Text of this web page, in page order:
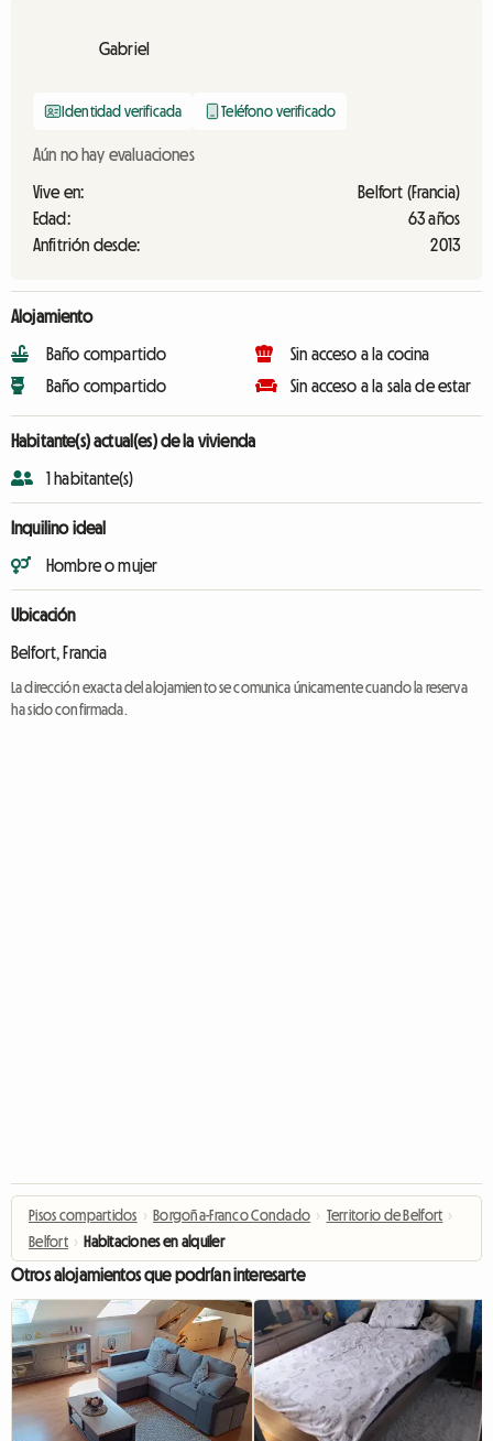
Gabriel
Identidad verificada Teléfono verificado
Aún no hay evaluaciones
Vive en:
Belfort (Francia)
Edad:
63 años
Anfitrión desde:
2013
Alojamiento
Baño compartido
Baño compartido
Sin acceso a la cocina
Sin acceso a la sala de estar
Habitante(s) actual(es) de la vivienda
1 habitante(s)
Inquilino ideal
Hombre o mujer
Ubicación
Belfort, Francia
La dirección exacta del alojamiento se comunica únicamente cuando la reserva
ha sido confirmada.
Pisos compartidos › Borgoña-Franco Condado › Territorio de Belfort ›
Belfort › Habitaciones en alquiler
Otros alojamientos que podrían interesarte